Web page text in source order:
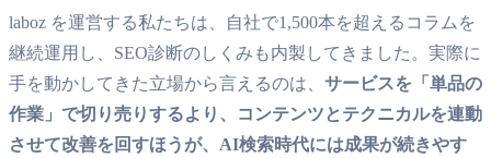
laboz を運営する私たちは、自社で1,500本を超えるコラムを
継続運用し、SEO診断のしくみも内製してきました。実際に
手を動かしてきた立場から言えるのは、 サービスを「単品の
作業」で切り売りするより、コンテンツとテクニカルを連動
させて改善を回すほうが、AI検索時代には成果が続きやす